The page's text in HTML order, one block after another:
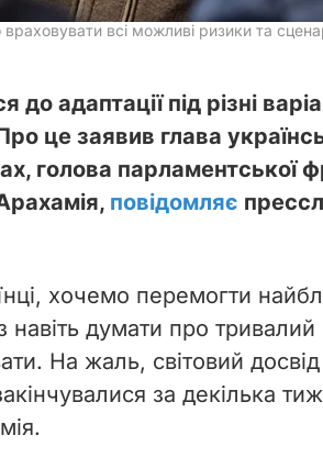
всі можливі ризики та
до адаптації під різні
це заявив глава
голова парламентської
повідомляє
хочемо перемогти
думати про тривалий
На жаль, світовий досвід
за декілька